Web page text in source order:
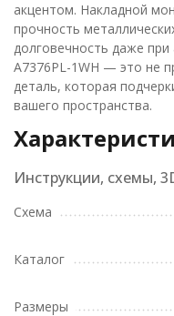
акцентом. Накладной
прочность
долговечность даже при
A7376PL-1WH — это не
деталь, которая
вашего пространства.
Инструкции, схемы,
Схема
Каталог
Размеры